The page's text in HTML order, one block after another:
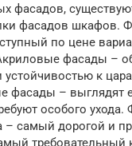
фасадов,
фасадов шкафов.
по цене
фасады –
устойчивостью к
фасады – выглядят
особого
– самый дорогой и
требовательный